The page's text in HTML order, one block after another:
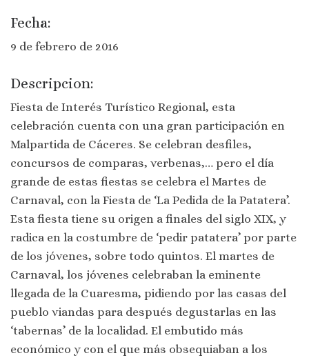
Fecha:
9 de febrero de 2016
Descripcion:
Fiesta de Interés Turístico Regional, esta
celebración cuenta con una gran participación en
Malpartida de Cáceres. Se celebran desfiles,
concursos de comparas, verbenas,… pero el día
grande de estas fiestas se celebra el Martes de
Carnaval, con la Fiesta de ‘La Pedida de la Patatera’.
Esta fiesta tiene su origen a finales del siglo XIX, y
radica en la costumbre de ‘pedir patatera’ por parte
de los jóvenes, sobre todo quintos. El martes de
Carnaval, los jóvenes celebraban la eminente
llegada de la Cuaresma, pidiendo por las casas del
pueblo viandas para después degustarlas en las
‘tabernas’ de la localidad. El embutido más
económico y con el que más obsequiaban a los